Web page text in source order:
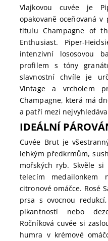
Vlajkovou cuvée je
opakovaně oceňovaná
titulu Champagne of
Enthusiast. Piper-
intenzivní lososovou
profilem s tóny
slavnostní chvíle je
Vintage a vrcholem
Champagne, která má
a patří mezi
IDEÁLNÍ
Cuvée Brut je
lehkým předkrmům,
mořských ryb. Skvěle
telecím
citronové omáčce. Rosé
prsa s ovocnou
pikantností nebo
Ročníková cuvée si
humra v krémové